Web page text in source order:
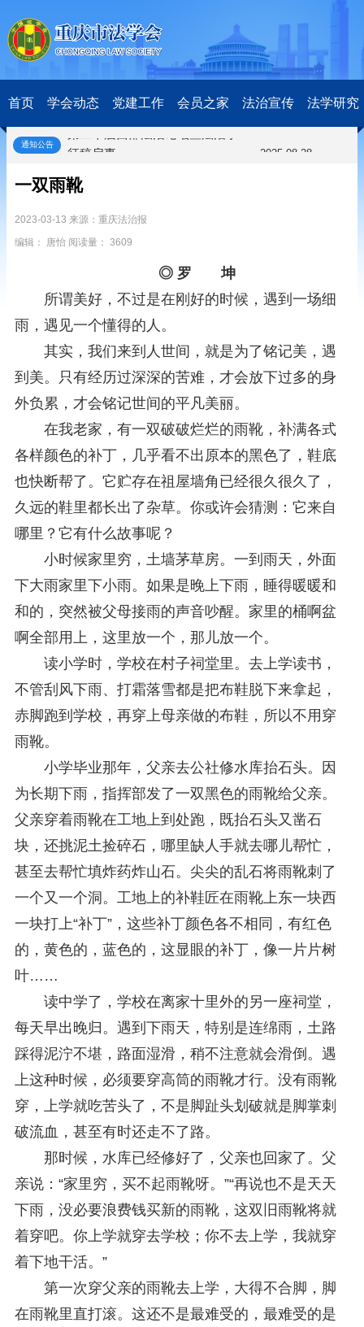
首页 学会动态 党建工作 会员之家 法治宣传 法学研究
通知公告
重庆市法学会数字法学研究会学术年会拟于11月14日召开 2025-10-28
中共重庆市委 重庆市人民政府 关于深入开展向“时代楷模”重庆检察未成年人保护工作团队代表学习活动的决定 2025-10-09
关于学习运用普法专栏节目《说法》的通知 2025-09-08
第二十届西部法治论坛暨法治宁夏论坛拟获奖论文公示 2025-09-07
征稿启事 2025-08-28
关于研究阐释党的二十届四中全会和中央全面依法治国工作会议精神专项课题申报工作的通知 2025-12-07
重庆市法学会数字法学研究会学术年会拟于11月14日召开 2025-10-28
中央政法委印发通知要求学习宣传重庆检察未成年人保护工作团队代表先进事迹 2025-09-30
第二十届西部法治论坛暨法治宁夏论坛拟获奖论文公示 2025-09-07
中国法学会2025年度部级法学研究课题立项公告 2025-07-20
中国法学会2025年度部级法学研究课题立项公示公告 2025-07-08
重庆市法学会第五期法学研究立项课题名单公布 2025-05-20
一双雨靴
2023-03-13 来源：重庆法治报
编辑： 唐怡 阅读量： 3609
◎ 罗 坤
所谓美好，不过是在刚好的时候，遇到一场细
雨，遇见一个懂得的人。
其实，我们来到人世间，就是为了铭记美，遇
到美。只有经历过深深的苦难，才会放下过多的身
外负累，才会铭记世间的平凡美丽。
在我老家，有一双破破烂烂的雨靴，补满各式
各样颜色的补丁，几乎看不出原本的黑色了，鞋底
也快断帮了。它贮存在祖屋墙角已经很久很久了，
久远的鞋里都长出了杂草。你或许会猜测：它来自
哪里？它有什么故事呢？
小时候家里穷，土墙茅草房。一到雨天，外面
下大雨家里下小雨。如果是晚上下雨，睡得暖暖和
和的，突然被父母接雨的声音吵醒。家里的桶啊盆
啊全部用上，这里放一个，那儿放一个。
读小学时，学校在村子祠堂里。去上学读书，
不管刮风下雨、打霜落雪都是把布鞋脱下来拿起，
赤脚跑到学校，再穿上母亲做的布鞋，所以不用穿
雨靴。
小学毕业那年，父亲去公社修水库抬石头。因
为长期下雨，指挥部发了一双黑色的雨靴给父亲。
父亲穿着雨靴在工地上到处跑，既抬石头又凿石
块，还挑泥土捡碎石，哪里缺人手就去哪儿帮忙，
甚至去帮忙填炸药炸山石。尖尖的乱石将雨靴刺了
一个又一个洞。工地上的补鞋匠在雨靴上东一块西
一块打上“补丁”，这些补丁颜色各不相同，有红色
的，黄色的，蓝色的，这显眼的补丁，像一片片树
叶……
读中学了，学校在离家十里外的另一座祠堂，
每天早出晚归。遇到下雨天，特别是连绵雨，土路
踩得泥泞不堪，路面湿滑，稍不注意就会滑倒。遇
上这种时候，必须要穿高筒的雨靴才行。没有雨靴
穿，上学就吃苦头了，不是脚趾头划破就是脚掌刺
破流血，甚至有时还走不了路。
那时候，水库已经修好了，父亲也回家了。父
亲说：“家里穷，买不起雨靴呀。”“再说也不是天天
下雨，没必要浪费钱买新的雨靴，这双旧雨靴将就
着穿吧。你上学就穿去学校；你不去上学，我就穿
着下地干活。”
第一次穿父亲的雨靴去上学，大得不合脚，脚
在雨靴里直打滚。这还不是最难受的，最难受的是